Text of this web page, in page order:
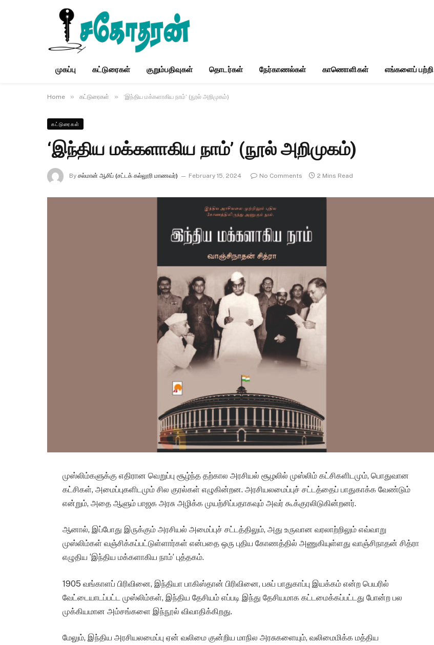
முகப்பு கட்டுரைகள் குறும்பதிவுகள் தொடர்கள் நேர்காணல்கள் காணொளிகள் எங்களைப் பற்றி
Home » கட்டுரைகள் » ‘இந்திய மக்களாகிய நாம்’ (நூல் அறிமுகம்)
கட்டுரைகள்
‘இந்திய மக்களாகிய நாம்’ (நூல் அறிமுகம்)
By சல்மான் ஆசிப் (சட்டக் கல்லூரி மாணவர்) February 15, 2024 No Comments 2 Mins Read
முஸ்லிம்களுக்கு எதிரான வெறுப்பு சூழ்ந்த தற்கால அரசியல் சூழலில் முஸ்லிம் கட்சிகளிடமும், பொதுவான
கட்சிகள், அமைப்புகளிடமும் சில குரல்கள் எழுகின்றன. அரசியலமைப்புச் சட்டத்தைப் பாதுகாக்க வேண்டும்
என்றும், அதை ஆளும் பாஜக அரசு அழிக்க முயற்சிப்பதாகவும் அவர் கூக்குரலிடுகின்றனர்.
ஆனால், இப்போது இருக்கும் அரசியல் அமைப்புச் சட்டத்திலும், அது உருவான வரலாற்றிலும் எவ்வாறு
முஸ்லிம்கள் வஞ்சிக்கப்பட்டுள்ளார்கள் என்பதை ஒரு புதிய கோணத்தில் அணுகியுள்ளது வாஞ்சிநாதன் சித்ரா
எழுதிய ‘இந்திய மக்களாகிய நாம்’ புத்தகம்.
1905 வங்காளப் பிரிவினை, இந்தியா பாகிஸ்தான் பிரிவினை, பசுப் பாதுகாப்பு இயக்கம் என்ற பெயரில்
வேட்டையாடப்பட்ட முஸ்லிம்கள், இந்திய தேசியம் எப்படி இந்து தேசியமாக கட்டமைக்கப்பட்டது போன்ற பல
முக்கியமான அம்சங்களை இந்நூல் விவாதிக்கிறது.
மேலும், இந்திய அரசியலமைப்பு ஏன் வலிமை குன்றிய மாநில அரசுகளையும், வலிமைமிக்க மத்திய